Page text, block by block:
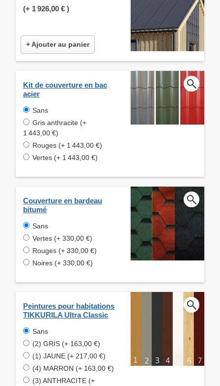
(+ 1 926,00 € )
+ Ajouter au panier
Kit de couverture en bac
acier
Sans
Gris anthracite (+
1 443,00 €)
Rouges (+ 1 443,00 €)
Vertes (+ 1 443,00 €)
Couverture en bardeau
bitumé
Sans
Vertes (+ 330,00 €)
Rouges (+ 330,00 €)
Noires (+ 330,00 €)
Peintures pour habitations
TIKKURILA Ultra Classic
Sans
(2) GRIS (+ 163,00 €)
(1) JAUNE (+ 217,00 €)
(4) MARRON (+ 163,00 €)
(3) ANTHRACITE (+